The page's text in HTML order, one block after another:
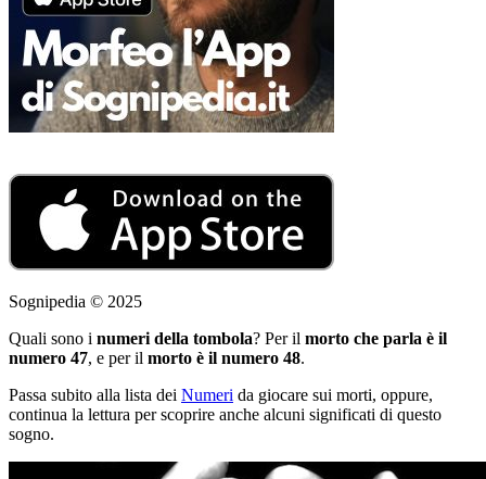
Sognipedia © 2025
Quali sono i numeri della tombola? Per il morto che parla è il
numero 47, e per il morto è il numero 48.
Passa subito alla lista dei Numeri da giocare sui morti, oppure,
continua la lettura per scoprire anche alcuni significati di questo
sogno.